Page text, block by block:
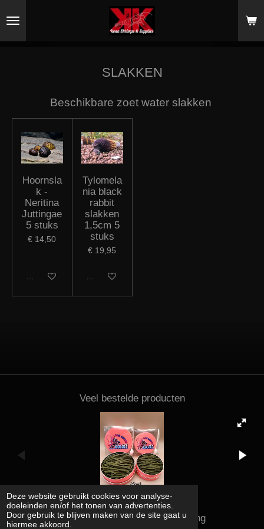
Deze website gebruikt cookies voor analyse-
doeleinden en/of het tonen van advertenties.
Door gebruik te blijven maken van de site gaat u
hiermee akkoord.
direct
SLAKKEN
Beschikbare zoet water slakken
Hoornsla
k -
Neritina
Juttingae
5 stuks
€ 14,50
In winkelwagen
Tylomela
nia black
rabbit
slakken
1,5cm 5
stuks
€ 19,95
In winkelwagen
Veel bestelde producten
Kena shrimps and supplies rating